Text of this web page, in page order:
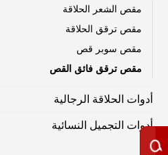
مقص الشعر الحلاقة
مقص ترقق الحلاقة
مقص سوبر قص
مقص ترقق فائق القص
أدوات الحلاقة الرجالية
أدوات التجميل النسائية